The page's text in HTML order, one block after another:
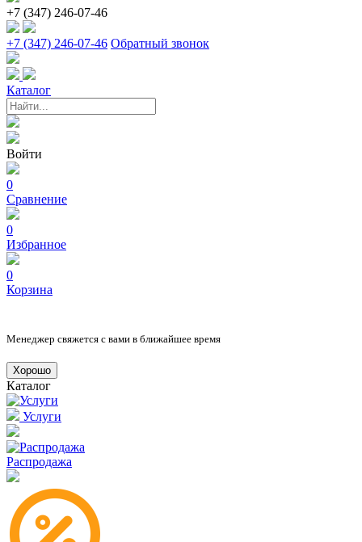
+7 (347) 246-07-46
+7 (347) 246-07-46 Обратный звонок
Каталог
Войти
0
Сравнение
0
Избранное
0
Корзина
Менеджер свяжется с вами в ближайшее время
Хорошо
Каталог
Услуги
Распродажа